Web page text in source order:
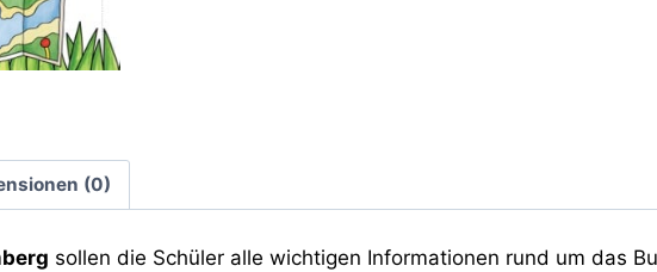
(0)
sollen die Schüler alle wichtigen Informationen rund um das